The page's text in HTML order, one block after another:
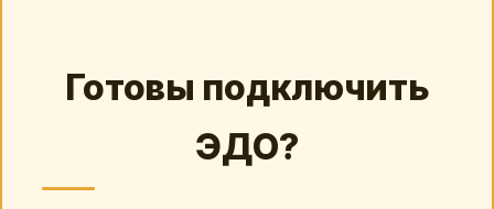
Готовы подключить
ЭДО?